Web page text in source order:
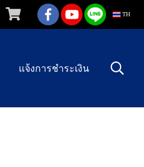
TH
แจ้งการชำระเงิน